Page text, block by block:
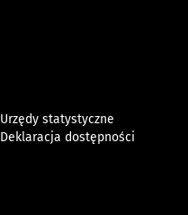
Urzędy statystyczne
Deklaracja dostępności